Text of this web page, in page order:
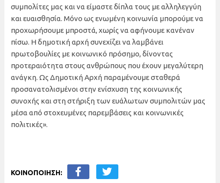
συμπολίτες μας και να είμαστε δίπλα τους με αλληλεγγύη
και ευαισθησία. Μόνο ως ενωμένη κοινωνία μπορούμε να
προχωρήσουμε μπροστά, χωρίς να αφήνουμε κανέναν
πίσω. Η δημοτική αρχή συνεχίζει να λαμβάνει
πρωτοβουλίες με κοινωνικό πρόσημο, δίνοντας
προτεραιότητα στους ανθρώπους που έχουν μεγαλύτερη
ανάγκη. Ως Δημοτική Αρχή παραμένουμε σταθερά
προσανατολισμένοι στην ενίσχυση της κοινωνικής
συνοχής και στη στήριξη των ευάλωτων συμπολιτών μας
μέσα από στοχευμένες παρεμβάσεις και κοινωνικές
πολιτικές».
ΚΟΙΝΟΠΟΙΗΣΗ: